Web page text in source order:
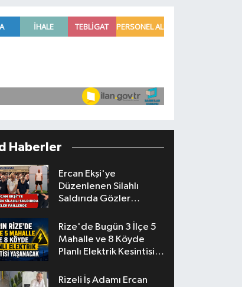
Haberler
Ercan Ekşi'ye
Düzenlenen Silahlı
Saldırıda Gözler
Rize'de Bugün 3 İlçe 5
Mahalle ve 8 Köyde
Planlı Elektrik Kesintisi
Rizeli İş Adamı Ercan